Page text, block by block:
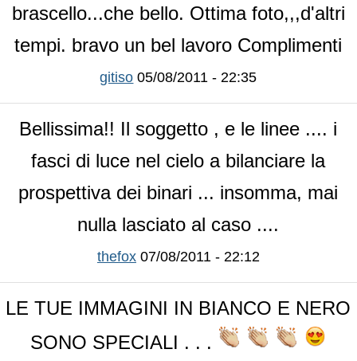
brascello...che bello. Ottima foto,,,d'altri
tempi. bravo un bel lavoro Complimenti
gitiso 05/08/2011 - 22:35
Bellissima!! Il soggetto , e le linee .... i
fasci di luce nel cielo a bilanciare la
prospettiva dei binari ... insomma, mai
nulla lasciato al caso ....
thefox 07/08/2011 - 22:12
LE TUE IMMAGINI IN BIANCO E NERO
SONO SPECIALI . . .